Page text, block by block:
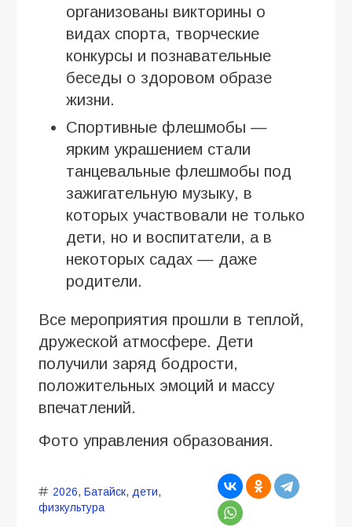
организованы викторины о
видах спорта, творческие
конкурсы и познавательные
беседы о здоровом образе
жизни.
Спортивные флешмобы —
ярким украшением стали
танцевальные флешмобы под
зажигательную музыку, в
которых участвовали не только
дети, но и воспитатели, а в
некоторых садах — даже
родители.
Все мероприятия прошли в теплой,
дружеской атмосфере. Дети
получили заряд бодрости,
положительных эмоций и массу
впечатлений.
Фото управления образования.
2026, Батайск, дети,
физкультура